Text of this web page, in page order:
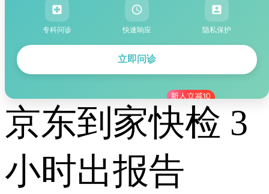
专科问诊 快速响应 隐私保护
立即问诊
京东到家快检 3
小时出报告